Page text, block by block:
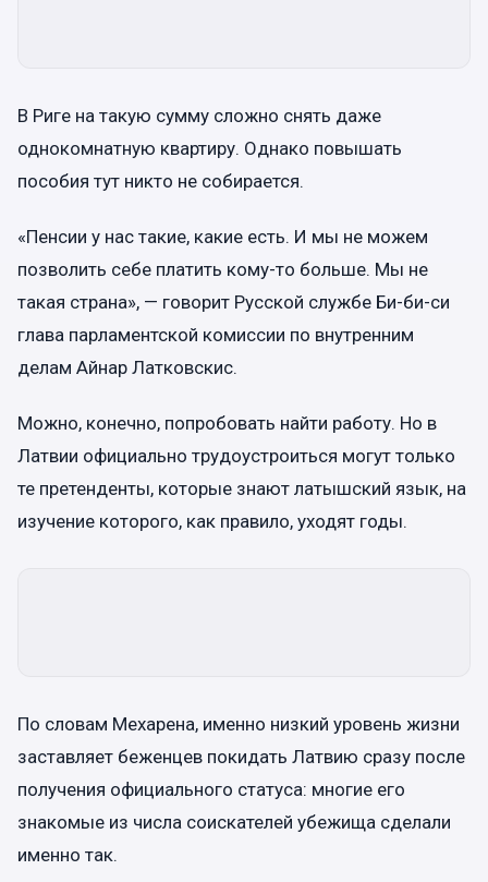
В Риге на такую сумму сложно снять даже
однокомнатную квартиру. Однако повышать
пособия тут никто не собирается.
«Пенсии у нас такие, какие есть. И мы не можем
позволить себе платить кому-то больше. Мы не
такая страна», — говорит Русской службе Би-би-си
глава парламентской комиссии по внутренним
делам Айнар Латковскис.
Можно, конечно, попробовать найти работу. Но в
Латвии официально трудоустроиться могут только
те претенденты, которые знают латышский язык, на
изучение которого, как правило, уходят годы.
По словам Мехарена, именно низкий уровень жизни
заставляет беженцев покидать Латвию сразу после
получения официального статуса: многие его
знакомые из числа соискателей убежища сделали
именно так.